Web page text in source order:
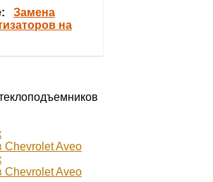
Замена
на